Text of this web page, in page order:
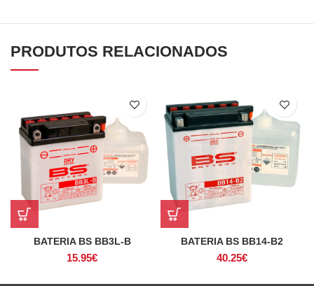
PRODUTOS RELACIONADOS
BATERIA BS BB3L-B
15.95€
BATERIA BS BB14-B2
40.25€